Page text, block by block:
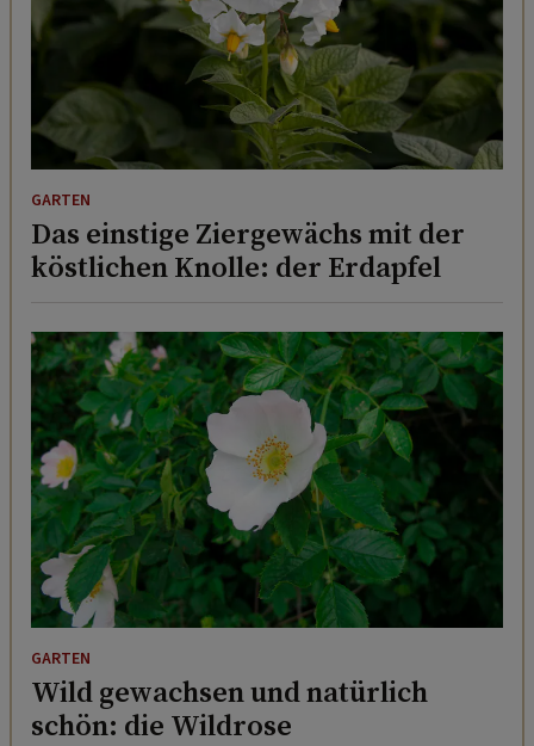
GARTEN
Das einstige Ziergewächs mit der
köstlichen Knolle: der Erdapfel
GARTEN
Wild gewachsen und natürlich
schön: die Wildrose